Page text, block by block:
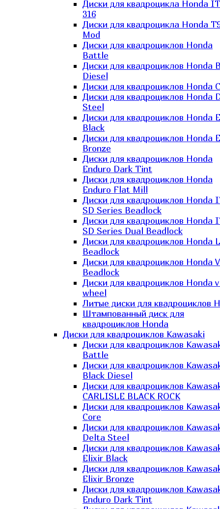
Диски для квадроцикла Honda
316
Диски для квадроцикла Honda
Mod
Диски для квадроциклов Honda
Battle
Диски для квадроциклов Honda
Diesel
Диски для квадроциклов Honda
Диски для квадроциклов Honda
Steel
Диски для квадроциклов Honda
Black
Диски для квадроциклов Honda
Bronze
Диски для квадроциклов Honda
Enduro Dark Tint
Диски для квадроциклов Honda
Enduro Flat Mill
Диски для квадроциклов Honda
SD Series Beadlock
Диски для квадроциклов Honda
SD Series Dual Beadlock
Диски для квадроциклов Honda
Beadlock
Диски для квадроциклов Honda
Beadlock
Диски для квадроциклов Honda
wheel
Литые диски для квадроциклов
Штампованный диск для
квадроциклов Honda
Диски для квадроциклов Kawasaki
Диски для квадроциклов
Battle
Диски для квадроциклов
Black Diesel
Диски для квадроциклов
CARLISLE BLACK ROCK
Диски для квадроциклов
Core
Диски для квадроциклов
Delta Steel
Диски для квадроциклов
Elixir Black
Диски для квадроциклов
Elixir Bronze
Диски для квадроциклов
Enduro Dark Tint